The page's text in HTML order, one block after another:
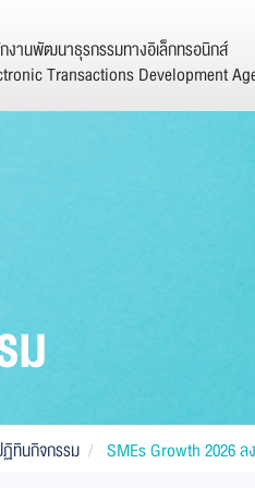
งานพัฒนาธุรกรรมทางอิเล็กทรอนิกส์
Transactions Development
ม
ทินกิจกรรม SMEs Growth 2026 ล